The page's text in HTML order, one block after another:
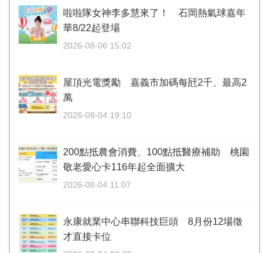
啦啦隊女神李多慧來了！ 石岡熱氣球嘉年
華8/22起登場
2026-08-06 15:02
屋頂光電獎勵 嘉義市加碼每瓩2千、最高2
萬
2026-08-04 19:10
200點抵農會消費、100點抵醫療補助 桃園
敬老愛心卡116年起全面擴大
2026-08-04 11:07
永康就業中心串聯科技巨頭 8月份12場徵
才直接卡位